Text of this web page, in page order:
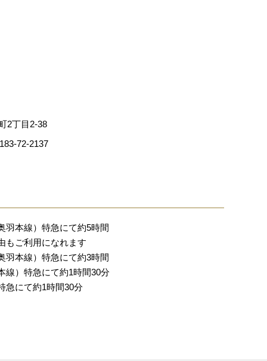
2丁目2-38
72-2137
羽本線）特急にて約5時間
もご利用になれます
羽本線）特急にて約3時間
線）特急にて約1時間30分
急にて約1時間30分